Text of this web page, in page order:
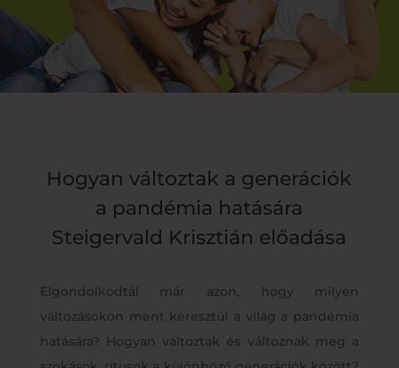
Hogyan változtak a generációk
a pandémia hatására
Steigervald Krisztián előadása
Elgondolkodtál már azon, hogy milyen
változásokon ment keresztül a világ a pandémia
hatására? Hogyan változtak és változnak meg a